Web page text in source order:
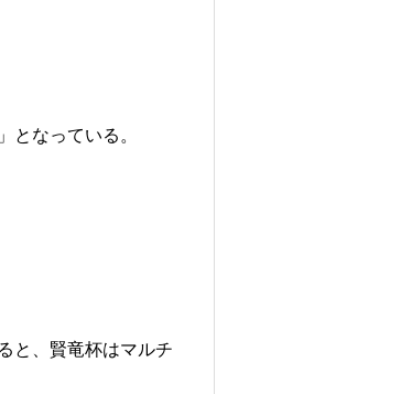
となっている。
と、賢竜杯はマルチ